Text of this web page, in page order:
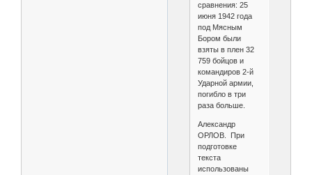
сравнения: 25
июня 1942 года
под Мясным
Бором были
взяты в плен 32
759 бойцов и
командиров 2-й
Ударной армии,
погибло в три
раза больше.
Александр
ОРЛОВ. При
подготовке
текста
использованы